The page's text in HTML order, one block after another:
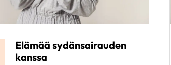
Elämää sydänsairauden
kanssa